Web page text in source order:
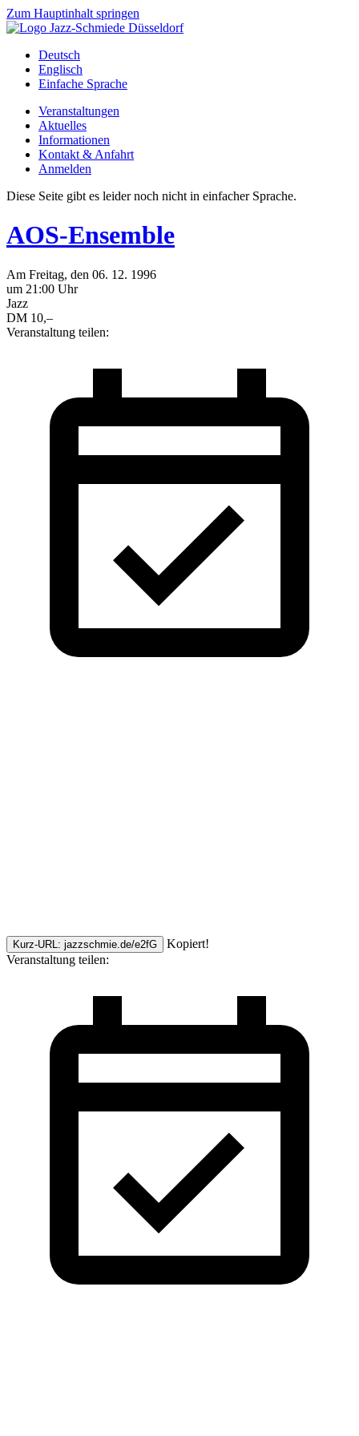
Zum Hauptinhalt springen
Deutsch
Englisch
Einfache Sprache
Veranstaltungen
Aktuelles
Informationen
Kontakt & Anfahrt
Anmelden
Diese Seite gibt es leider noch nicht in einfacher Sprache.
AOS-Ensemble
Am Freitag, den 06. 12. 1996
um 21:00 Uhr
Jazz
DM 10,–
Veranstaltung teilen:
Kurz-URL: jazzschmie.de/e2fG
Kopiert!
Veranstaltung teilen: